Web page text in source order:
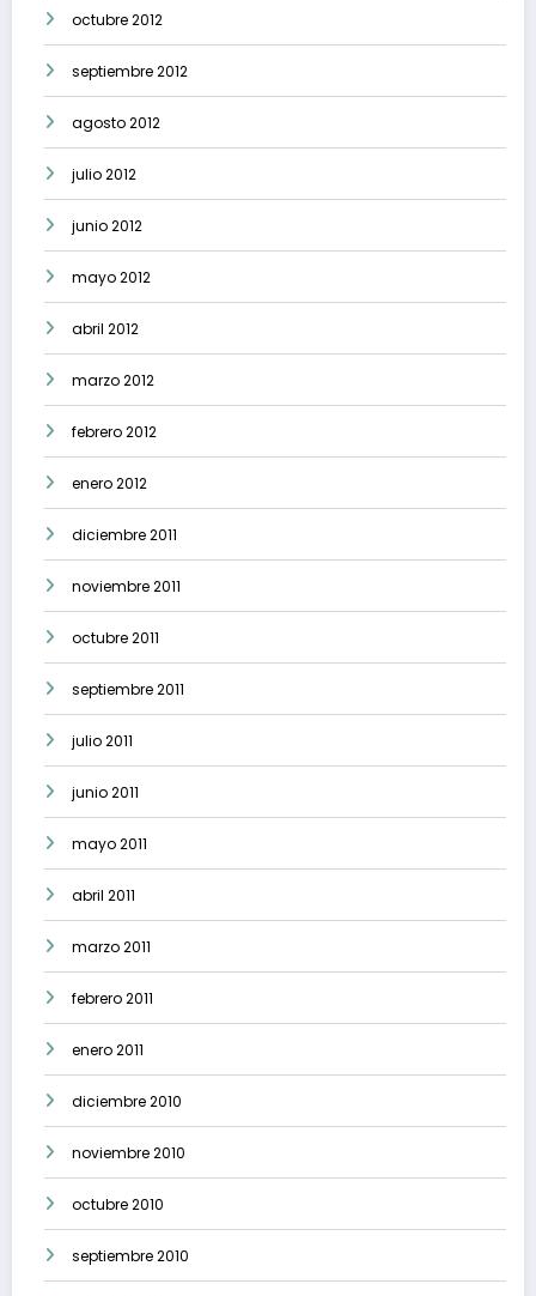
octubre 2012
septiembre 2012
agosto 2012
julio 2012
junio 2012
mayo 2012
abril 2012
marzo 2012
febrero 2012
enero 2012
diciembre 2011
noviembre 2011
octubre 2011
septiembre 2011
julio 2011
junio 2011
mayo 2011
abril 2011
marzo 2011
febrero 2011
enero 2011
diciembre 2010
noviembre 2010
octubre 2010
septiembre 2010